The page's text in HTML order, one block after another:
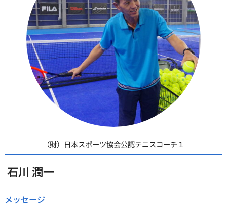
（財）日本スポーツ協会公認テニスコーチ１
石川 潤一
メッセージ